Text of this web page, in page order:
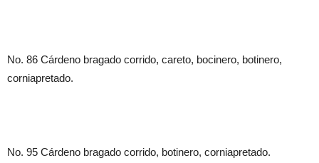
No. 86 Cárdeno bragado corrido, careto, bocinero, botinero,
corniapretado.
No. 95 Cárdeno bragado corrido, botinero, corniapretado.